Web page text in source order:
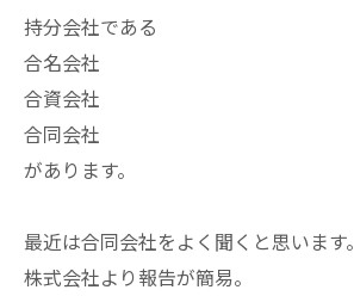
持分会社である
合名会社
合資会社
合同会社
があります。
最近は合同会社をよく聞くと思います。
株式会社より報告が簡易。